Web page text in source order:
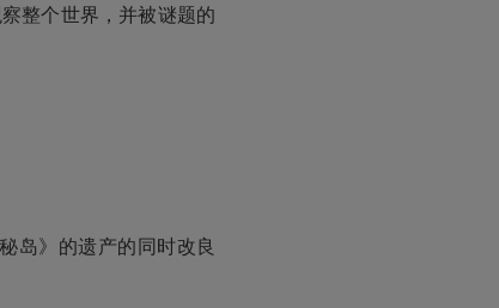
整个世界，并被谜题的
岛》的遗产的同时改良